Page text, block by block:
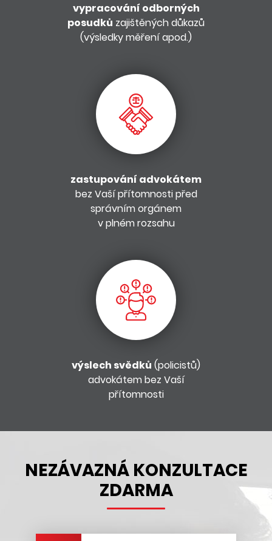
vypracování odborných
posudků zajištěných důkazů
(výsledky měření apod.)
zastupování advokátem
bez Vaší přítomnosti před
správním orgánem
v plném rozsahu
výslech svědků (policistů)
advokátem bez Vaší
přítomnosti
NEZÁVAZNÁ KONZULTACE
ZDARMA